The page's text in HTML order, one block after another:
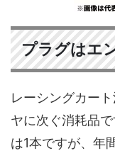
プラグはエ
レーシングカー
ヤに次ぐ消耗品
は1本ですが、年